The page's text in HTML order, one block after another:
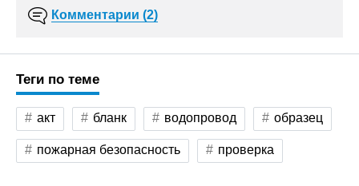
Комментарии (2)
Теги по теме
акт бланк водопровод образец
пожарная безопасность проверка